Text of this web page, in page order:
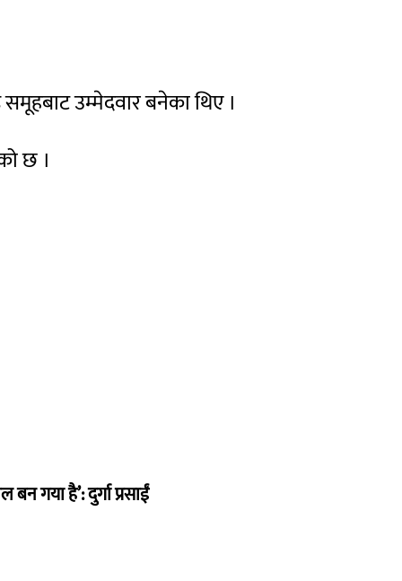
समूहबाट उम्मेदवार बनेका थिए ।
छ ।
गया है’: दुर्गा प्रसाईं